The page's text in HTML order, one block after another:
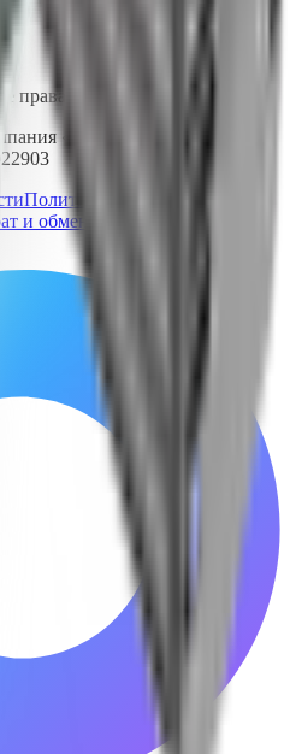
права защищены.
«Спектр» | ИНН
Политика обработки
и обмен